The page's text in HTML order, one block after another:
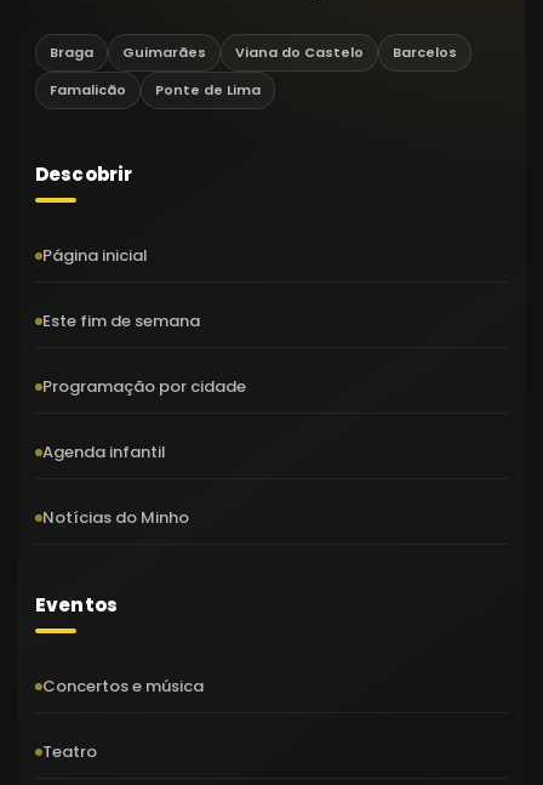
Braga Guimarães Viana do Castelo
Barcelos
Famalicão
Ponte de Lima
Descobrir
Página inicial
Este fim de semana
Programação por cidade
Agenda infantil
Notícias do Minho
Eventos
Concertos e música
Teatro